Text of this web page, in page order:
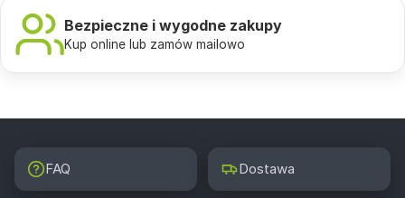
reklamowy idealnie wpasował się w przestrzeń oraz
potrzeby naszych klientów.
szerokiej gamie materiałów, każdy klient może stworzyć
naklejki dokładnie takie, jakich potrzebuje. Personalizacja
Bezpieczne i wygodne zakupy
Kup online lub zamów mailowo
FAQ Dostawa